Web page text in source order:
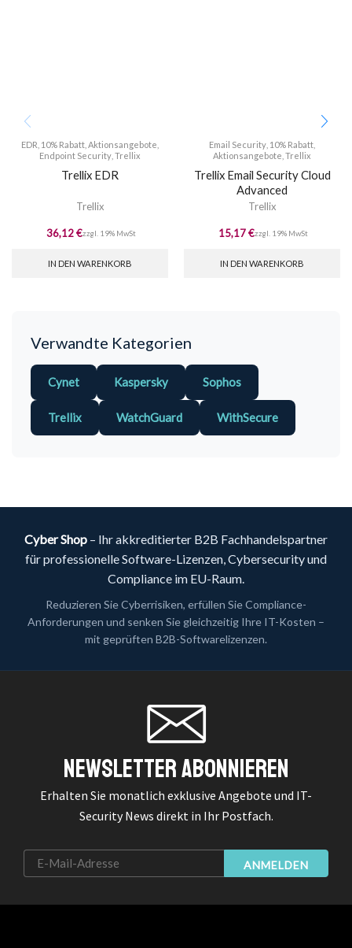
EDR 10% Rabatt Aktionsangebote
Endpoint Security Trellix
Trellix EDR
Trellix
36,12€zzgl. 19% MwSt
IN DEN WARENKORB
Email Security 10% Rabatt
Aktionsangebote Trellix
Trellix Email Security Cloud
Advanced
Trellix
15,17€zzgl. 19% MwSt
IN DEN WARENKORB
Verwandte Kategorien
Cynet Kaspersky Sophos
Trellix WatchGuard WithSecure
Cyber Shop – Ihr akkreditierter B2B Fachhandelspartner
für professionelle Software-Lizenzen, Cybersecurity und
Compliance im EU-Raum.
Reduzieren Sie Cyberrisiken, erfüllen Sie Compliance-
Anforderungen und senken Sie gleichzeitig Ihre IT-Kosten –
mit geprüften B2B-Softwarelizenzen.
Newsletter Abonnieren
Erhalten Sie monatlich exklusive Angebote und IT-
Security News direkt in Ihr Postfach.
ANMELDEN